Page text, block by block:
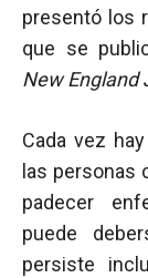
presentó los
que se
New England
Cada vez
las personas
padecer
puede
persiste